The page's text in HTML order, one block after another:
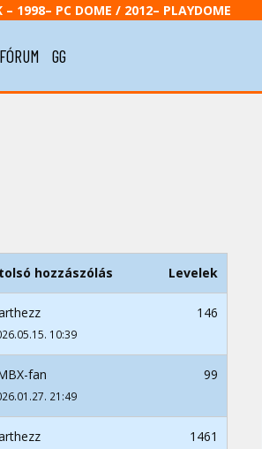
– 1998– PC DOME / 2012– PLAYDOME
FÓRUM GG
hozzászólás Levelek
10:39
146
fan
21:49
99
1461